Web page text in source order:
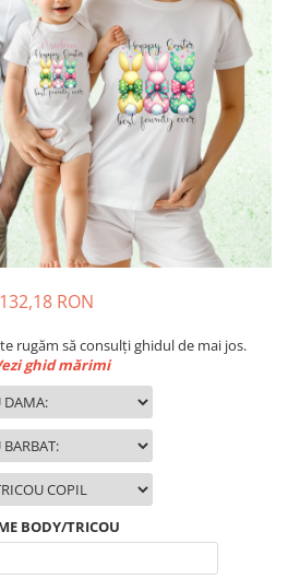
132,18 RON
rugăm să consulți ghidul de mai jos.
ghid mărimi
BODY/TRICOU